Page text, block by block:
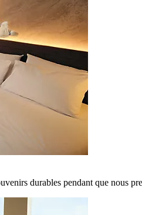
durables pendant que nous